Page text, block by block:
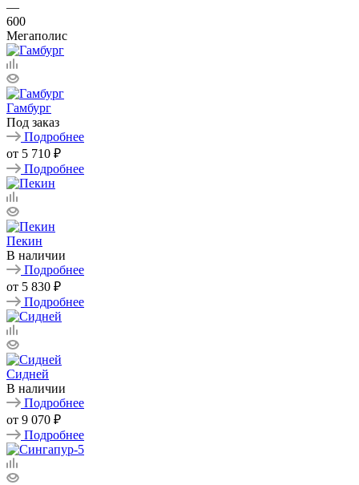
—
600
Мегаполис
Гамбург
Под заказ
Подробнее
от 5 710 ₽
Подробнее
Пекин
В наличии
Подробнее
от 5 830 ₽
Подробнее
Сидней
В наличии
Подробнее
от 9 070 ₽
Подробнее